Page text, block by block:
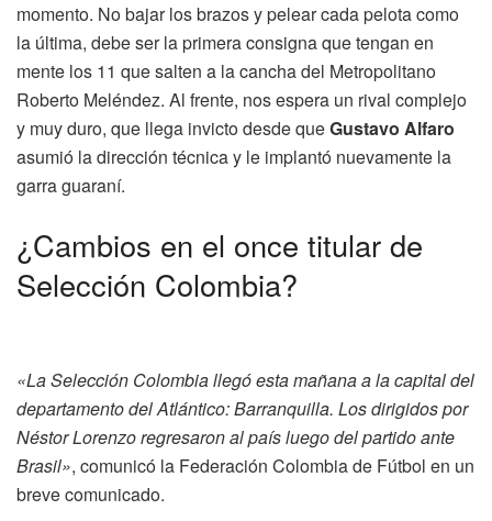
momento. No bajar los brazos y pelear cada pelota como
la última, debe ser la primera consigna que tengan en
mente los 11 que salten a la cancha del Metropolitano
Roberto Meléndez. Al frente, nos espera un rival complejo
y muy duro, que llega invicto desde queGustavo Alfaro
asumió la dirección técnica y le implantó nuevamente la
garra guaraní.
¿Cambios en el once titular de
Selección Colombia?
«La Selección Colombia llegó esta mañana a la capital del
departamento del Atlántico: Barranquilla. Los dirigidos por
Néstor Lorenzo regresaron al país luego del partido ante
Brasil», comunicó la Federación Colombia de Fútbol en un
breve comunicado.